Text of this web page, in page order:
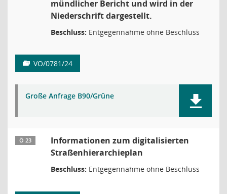
mündlicher Bericht und wird in der
Niederschrift dargestellt.
Beschluss: Entgegennahme ohne Beschluss
VO/0781/24
Große Anfrage B90/Grüne
Ö 23
Informationen zum digitalisierten
Straßenhierarchieplan
Beschluss: Entgegennahme ohne Beschluss